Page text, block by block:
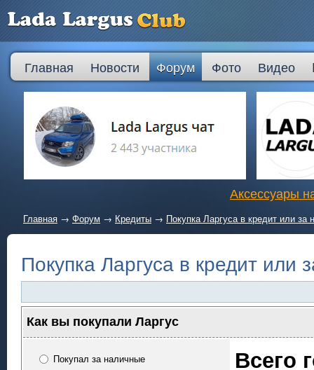
Главная Новости Форум Фото Видео
Аксессуары
Главная → Форум → Кредиты → Покупка Ларгуса в кредит или за
Покупка Ларгуса в кредит или
Как вы покупали Ларгус
Покупал за наличные
Всего